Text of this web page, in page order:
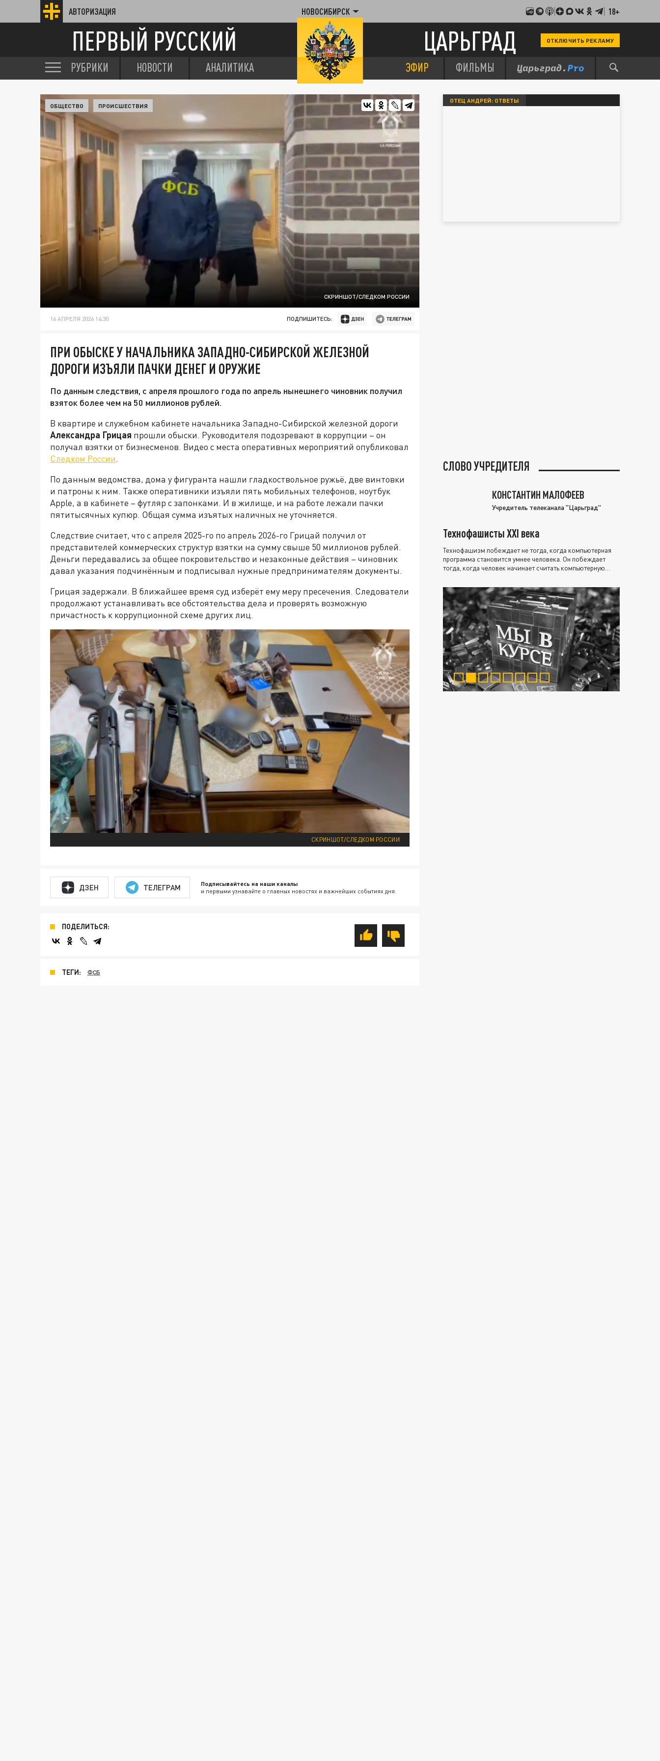
АВТОРИЗАЦИЯ НОВОСИБИРСК 18+
ПЕРВЫЙ РУССКИЙ ЦАРЬГРАД ОТКЛЮЧИТЬ РЕКЛАМУ
РУБРИКИ НОВОСТИ АНАЛИТИКА ЭФИР ФИЛЬМЫ
СКРИНШОТ/СЛЕДКОМ РОССИИ
ОБЩЕСТВО ПРОИСШЕСТВИЯ
16 АПРЕЛЯ 2026 14:30 ПОДПИШИТЕСЬ:
ПРИ ОБЫСКЕ У НАЧАЛЬНИКА ЗАПАДНО-СИБИРСКОЙ ЖЕЛЕЗНОЙ
ДОРОГИ ИЗЪЯЛИ ПАЧКИ ДЕНЕГ И ОРУЖИЕ
По данным следствия, с апреля прошлого года по апрель нынешнего чиновник получил
взяток более чем на 50 миллионов рублей.
В квартире и служебном кабинете начальника Западно-Сибирской железной дороги
Александра Грицая прошли обыски. Руководителя подозревают в коррупции – он
получал взятки от бизнесменов. Видео с места оперативных мероприятий опубликовал
Следком России.
По данным ведомства, дома у фигуранта нашли гладкоствольное ружьё, две винтовки
и патроны к ним. Также оперативники изъяли пять мобильных телефонов, ноутбук
Apple, а в кабинете – футляр с запонками. И в жилище, и на работе лежали пачки
пятитысячных купюр. Общая сумма изъятых наличных не уточняется.
Следствие считает, что с апреля 2025-го по апрель 2026-го Грицай получил от
представителей коммерческих структур взятки на сумму свыше 50 миллионов рублей.
Деньги передавались за общее покровительство и незаконные действия – чиновник
давал указания подчинённым и подписывал нужные предпринимателям документы.
Грицая задержали. В ближайшее время суд изберёт ему меру пресечения. Следователи
продолжают устанавливать все обстоятельства дела и проверять возможную
причастность к коррупционной схеме других лиц.
СКРИНШОТ/СЛЕДКОМ РОССИИ
ДЗЕН ТЕЛЕГРАМ Подписывайтесь на наши каналы
и первыми узнавайте о главных новостях и важнейших событиях дня.
ПОДЕЛИТЬСЯ:
ТЕГИ: ФСБ
ОТЕЦ АНДРЕЙ: ОТВЕТЫ
СЛОВО УЧРЕДИТЕЛЯ
КОНСТАНТИН МАЛОФЕЕВ
Учредитель телеканала "Царьград"
Технофашисты XXI века
Технофашизм побеждает не тогда, когда компьютерная
программа становится умнее человека. Он побеждает
тогда, когда человек начинает считать компьютерную